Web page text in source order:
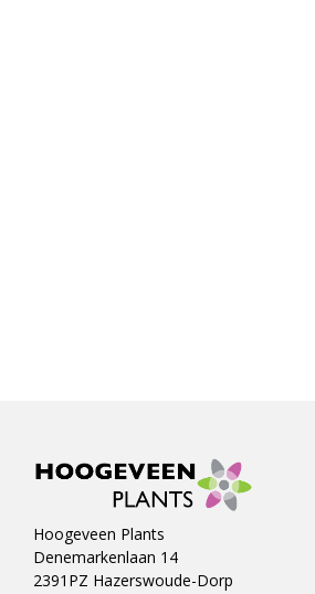
Hoogeveen Plants
Denemarkenlaan 14
2391PZ Hazerswoude-Dorp